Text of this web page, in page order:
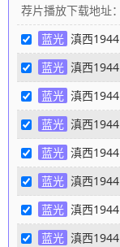
荐片播放下载地址：
蓝光 滇西1944
蓝光 滇西1944
蓝光 滇西1944
蓝光 滇西1944
蓝光 滇西1944
蓝光 滇西1944
蓝光 滇西1944
蓝光 滇西1944